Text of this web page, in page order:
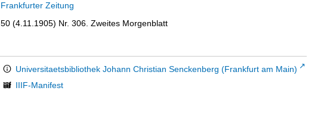
Frankfurter Zeitung
50 (4.11.1905) Nr. 306. Zweites Morgenblatt
Universitaetsbibliothek Johann Christian Senckenberg (Frankfurt am Main)
IIIF-Manifest